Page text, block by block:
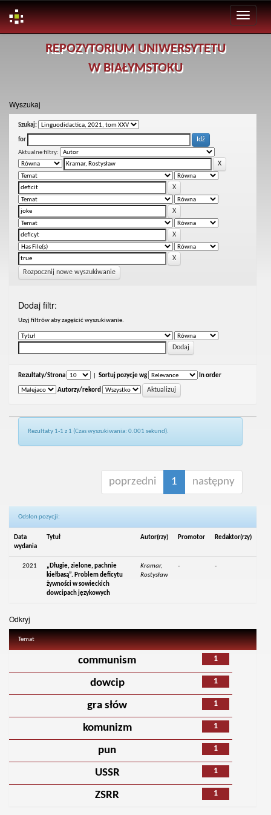
REPOZYTORIUM UNIWERSYTETU
W BIAŁYMSTOKU
Wyszukaj
Szukaj:
for
Aktualne filtry:
Rozpocznij nowe wyszukiwanie
Dodaj filtr:
Uzyj filtrów aby zagęścić wyszukiwanie.
Rezultaty/Strona Sortuj pozycje wg In order
Autorzy/rekord
Rezultaty 1-1 z 1 (Czas wyszukiwania: 0.001 sekund).
poprzedni 1 następny
Odsłon pozycji:
Data
wydania
Tytuł Autor(rzy) Promotor Redaktor(rzy)
2021
„Długie, zielone, pachnie
kiełbasą”. Problem deficytu
żywności w sowieckich
dowcipach językowych
Kramar,
Rostysław
- -
Odkryj
Temat
1
communism
1
dowcip
1
gra słów
1
komunizm
1
pun
1
USSR
1
ZSRR